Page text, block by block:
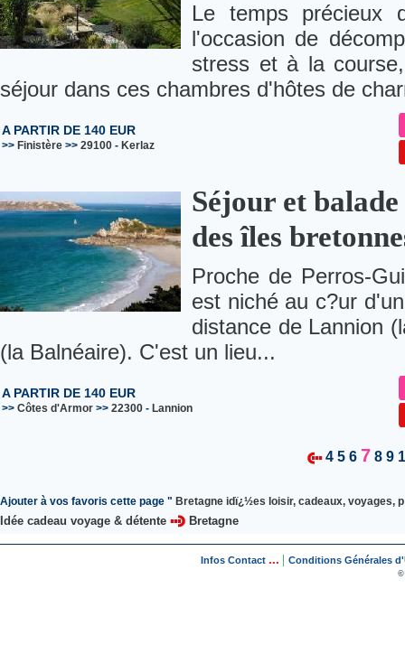
Le temps précieux
l'occasion de
stress et à la
séjour dans ces chambres d'hôtes de
A PARTIR DE 140 EUR
>> Finistère >> 29100 - Kerlaz
Séjour et
des îles
Proche de Perros-
est niché au c?ur
distance de Lannion
(la Balnéaire). C'est un lieu...
A PARTIR DE 140 EUR
>> Côtes d'Armor >> 22300 - Lannion
4 5 6 7 8 9
Ajouter à vos favoris cette page " Bretagne idï¿½es loisir, cadeaux, voyages, p
Idée cadeau voyage & détente Bretagne
Infos Contact ... Conditions Générales
©